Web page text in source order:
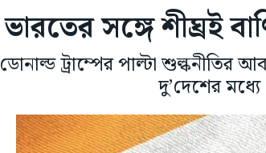
ভারতের সঙ্গে শীঘ্রই
ডোনাল্ড ট্রাম্পের পাল্টা শুল্কনীতির
দু’দেশের